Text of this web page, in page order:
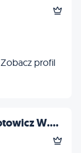
Zobacz profil
W....